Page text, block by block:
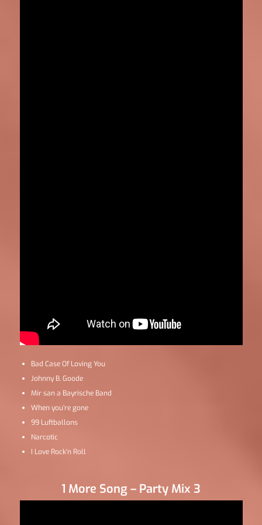
Bad Case Of Loving You
Johnny B. Goode
Mir san a Bayrische Band
When you’re gone
99 Luftballons
Narcotic
I Love Rock’n Roll
1 More Song – Party Mix 3